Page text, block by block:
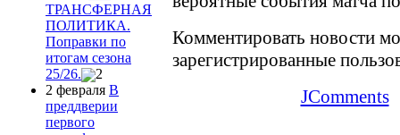
ТРАНСФЕРНАЯ
ПОЛИТИКА.
Поправки по
итогам сезона
25/26.
2
2 февраля В
преддверии
первого
Комментировать новости
зарегистрированные
JComments